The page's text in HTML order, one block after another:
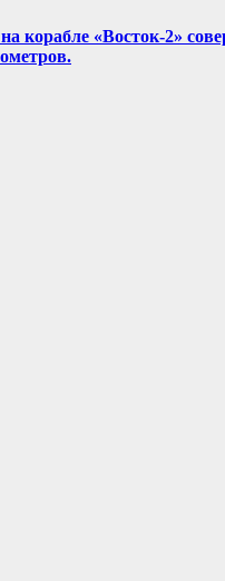
корабле «Восток-2»